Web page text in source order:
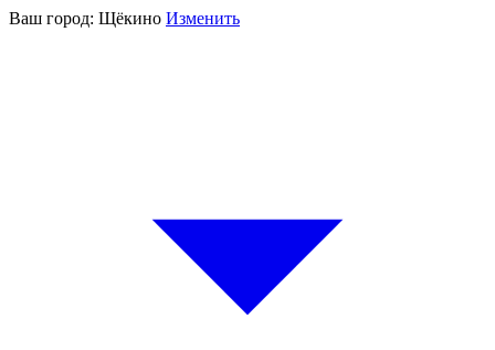
Ваш город: Щёкино Изменить